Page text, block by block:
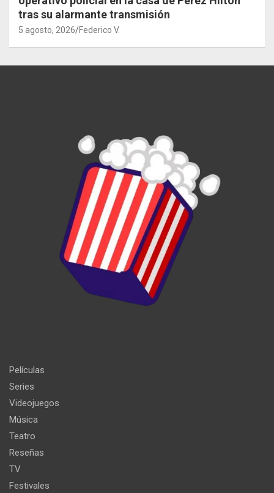
tras su alarmante transmisión
5 agosto, 2026 Federico V.
Películas
Series
Videojuegos
Música
Teatro
Reseñas
TV
Festivales